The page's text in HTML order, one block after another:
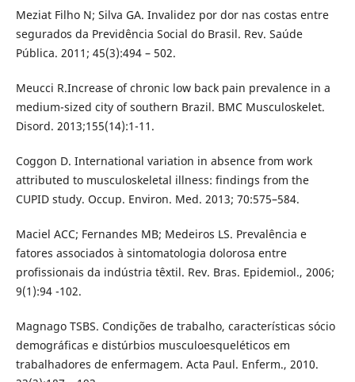
Meziat Filho N; Silva GA. Invalidez por dor nas costas entre
segurados da Previdência Social do Brasil. Rev. Saúde
Pública. 2011; 45(3):494 – 502.
Meucci R.Increase of chronic low back pain prevalence in a
medium-sized city of southern Brazil. BMC Musculoskelet.
Disord. 2013;155(14):1-11.
Coggon D. International variation in absence from work
attributed to musculoskeletal illness: findings from the
CUPID study. Occup. Environ. Med. 2013; 70:575–584.
Maciel ACC; Fernandes MB; Medeiros LS. Prevalência e
fatores associados à sintomatologia dolorosa entre
profissionais da indústria têxtil. Rev. Bras. Epidemiol., 2006;
9(1):94 -102.
Magnago TSBS. Condições de trabalho, características sócio
demográficas e distúrbios musculoesqueléticos em
trabalhadores de enfermagem. Acta Paul. Enferm., 2010.